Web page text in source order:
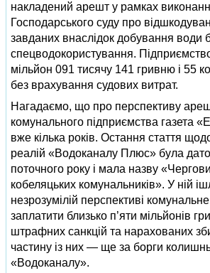
накладений арешт у рамках
Господарського суду про
завданих внаслідок добування води
спецводокористування.
мільйон 091 тисячу 141 гривню і 55
без врахування судових витрат.
Нагадаємо, що про перспективу
комунального підприємства газета
вже кілька років. Остання стаття
реалій «Водоканалу Плюс» була
поточного року і мала назву
кобеляцьких комунальників». У ній
незрозумілій перспективі
заплатити близько п’яти мільйонів
штрафних санкцій та нарахованих
частину із них — ще за борги
«Водоканалу».